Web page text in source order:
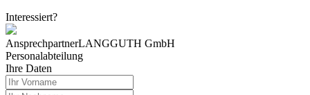
Interessiert?
AnsprechpartnerLANGGUTH GmbH
Personalabteilung
Ihre Daten